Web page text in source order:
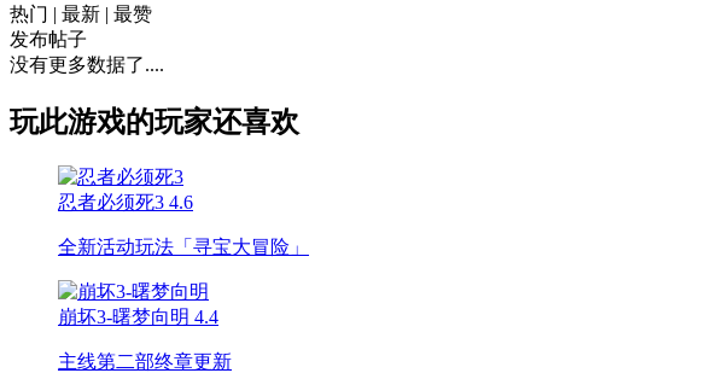
热门 | 最新 | 最赞
发布帖子
没有更多数据了....
玩此游戏的玩家还喜欢
忍者必须死3 4.6
全新活动玩法「寻宝大冒险」
崩坏3-曙梦向明 4.4
主线第二部终章更新